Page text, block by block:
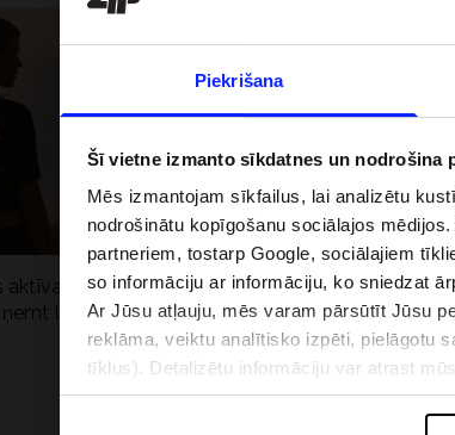
Piekrišana
Šī vietne izmanto sīkdatnes un nodrošina
Mēs izmantojam sīkfailus, lai analizētu
nodrošinātu kopīgošanu sociālajos
partneriem, tostarp Google, sociālajiem
so informāciju ar informāciju, ko sniedzat
Ar Jūsu atļauju, mēs varam pārsūtīt Jūsu
reklāma, veiktu analītisko izpēti, pielāgotu
tīklus). Detalizētu informāciju var atrast
aktīvai dienai pie
ņemt līdzi
Kāpēc UV aizsardzībai pie
dubultai: UPF apģērbs + SPF